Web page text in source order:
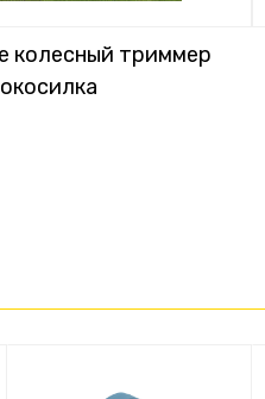
колесный триммер